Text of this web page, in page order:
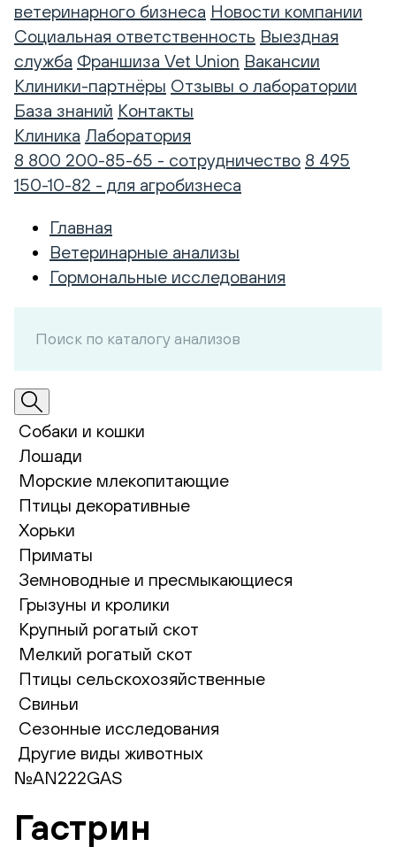
ветеринарного бизнеса Новости компании
Социальная ответственность Выездная
служба Франшиза Vet Union Вакансии
Клиники-партнёры Отзывы о лаборатории
База знаний Контакты
Клиника Лаборатория
8 800 200-85-65 - сотрудничество 8 495
150-10-82 - для агробизнеса
Главная
Ветеринарные анализы
Гормональные исследования
Собаки и кошки
Лошади
Морские млекопитающие
Птицы декоративные
Хорьки
Приматы
Земноводные и пресмыкающиеся
Грызуны и кролики
Крупный рогатый скот
Мелкий рогатый скот
Птицы сельскохозяйственные
Свиньи
Сезонные исследования
Другие виды животных
№AN222GAS
Гастрин